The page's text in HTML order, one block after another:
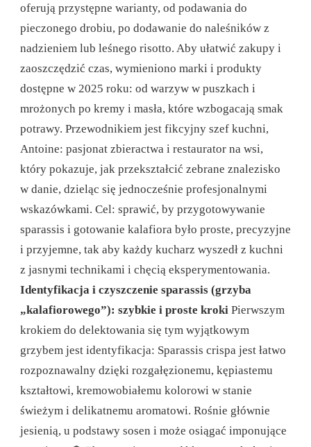
oferują przystępne warianty, od podawania do
pieczonego drobiu, po dodawanie do naleśników z
nadzieniem lub leśnego risotto. Aby ułatwić zakupy i
zaoszczędzić czas, wymieniono marki i produkty
dostępne w 2025 roku: od warzyw w puszkach i
mrożonych po kremy i masła, które wzbogacają smak
potrawy. Przewodnikiem jest fikcyjny szef kuchni,
Antoine: pasjonat zbieractwa i restaurator na wsi,
który pokazuje, jak przekształcić zebrane znalezisko
w danie, dzieląc się jednocześnie profesjonalnymi
wskazówkami. Cel: sprawić, by przygotowywanie
sparassis i gotowanie kalafiora było proste, precyzyjne
i przyjemne, tak aby każdy kucharz wyszedł z kuchni
z jasnymi technikami i chęcią eksperymentowania.
Identyfikacja i czyszczenie sparassis (grzyba
„kalafiorowego”): szybkie i proste kroki Pierwszym
krokiem do delektowania się tym wyjątkowym
grzybem jest identyfikacja: Sparassis crispa jest łatwo
rozpoznawalny dzięki rozgałęzionemu, kępiastemu
kształtowi, kremowobiałemu kolorowi w stanie
świeżym i delikatnemu aromatowi. Rośnie głównie
jesienią, u podstawy sosen i może osiągać imponujące